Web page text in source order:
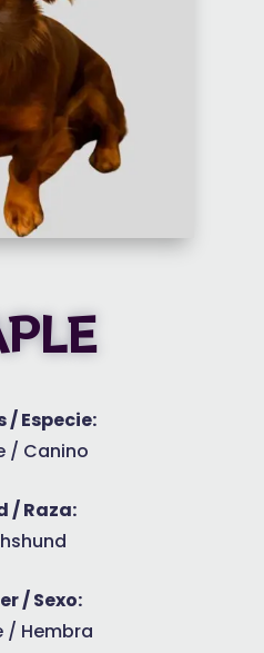
/ Especie:
/ Canino
/ Raza:
/ Sexo:
/ Hembra